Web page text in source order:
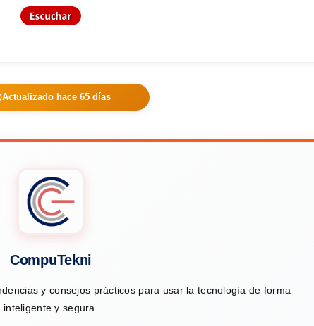
Actualizado hace 65 días
CompuTekni
y consejos prácticos para usar la tecnología de forma
inteligente y segura.